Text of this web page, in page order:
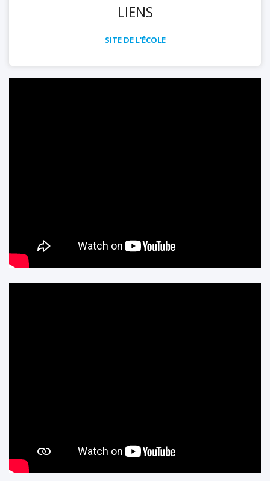
entités mettent en place des expériences
pluridisciplinaires permettant aux étudiants de
LIENS
SITE DE L'ÉCOLE